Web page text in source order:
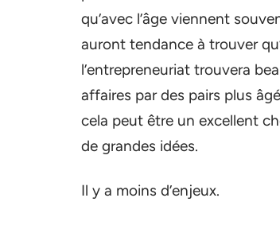
qu’avec l’âge viennent
auront tendance à trouver
l’entrepreneuriat trouvera
affaires par des pairs plus
cela peut être un excellent
de grandes idées.
Il y a moins d’enjeux.